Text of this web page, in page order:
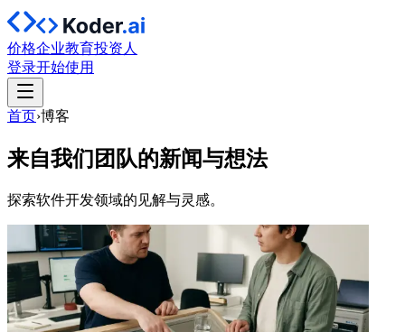
价格企业教育投资人
登录开始使用
首页›博客
来自我们团队的新闻与想法
探索软件开发领域的见解与灵感。